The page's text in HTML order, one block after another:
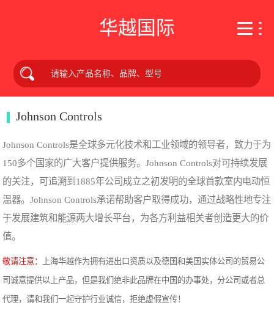
华越国际
Johnson Controls
Johnson Controls是全球多元化技术和工业领域的领导者，致力于为
150多个国家的广大客户提供服务。Johnson Controls对可持续发展
的关注，可追溯到1885年公司成立之初发明的全球首款室内电动恒
温器。Johnson Controls承诺帮助客户取得成功，通过战略性地专注
于发展建筑和能源两大增长平台，为各方利益相关者创造更大的价
值。
敬请注意： 上海华越作为拥有进出口资质以及德国和美国实体公司的贸易公
司诚意提供以上产品，但是我们绝非此品牌在中国的办事处，分公司或者总
代理，请和我们一起守护行业诚信，拒绝虚假宣传！